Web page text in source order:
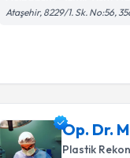
Ataşehir, 8229/1. Sk. No:56,
Op. Dr.
Plastik